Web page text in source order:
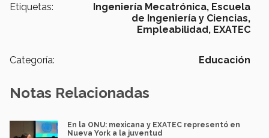
Etiquetas: Ingeniería Mecatrónica, Escuela
de Ingeniería y Ciencias,
Empleabilidad, EXATEC
Categoría: Educación
Notas Relacionadas
En la ONU: mexicana y EXATEC representó en
Nueva York a la juventud